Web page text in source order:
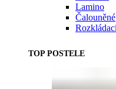
Lamino
Čalouněné
TOP POSTELE